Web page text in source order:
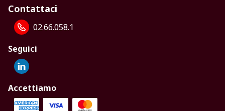
Contattaci
02.66.058.1
Seguici
Accettiamo